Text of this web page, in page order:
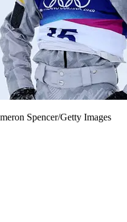
Spencer/Getty Images